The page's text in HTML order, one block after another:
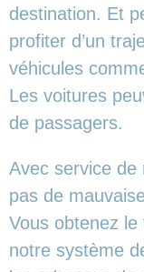
destination. Et
profiter d’un
véhicules
Les voitures
de passagers.
Avec service de
pas de
Vous obtenez
notre système